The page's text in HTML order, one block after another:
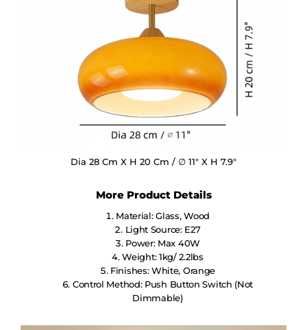
Dia 28 Cm X H 20 Cm / ∅ 11″ X H 7.9″
More Product Details
Material: Glass, Wood
Light Source: E27
Power: Max 40W
Weight: 1kg/ 2.2lbs
Finishes: White, Orange
Control Method: Push Button Switch (not
Dimmable)